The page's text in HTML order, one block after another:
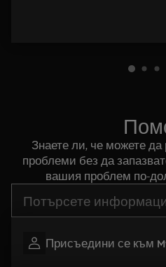
Знаете ли, че можете
проблеми без да
вашия проблем по-
Присъедини се към